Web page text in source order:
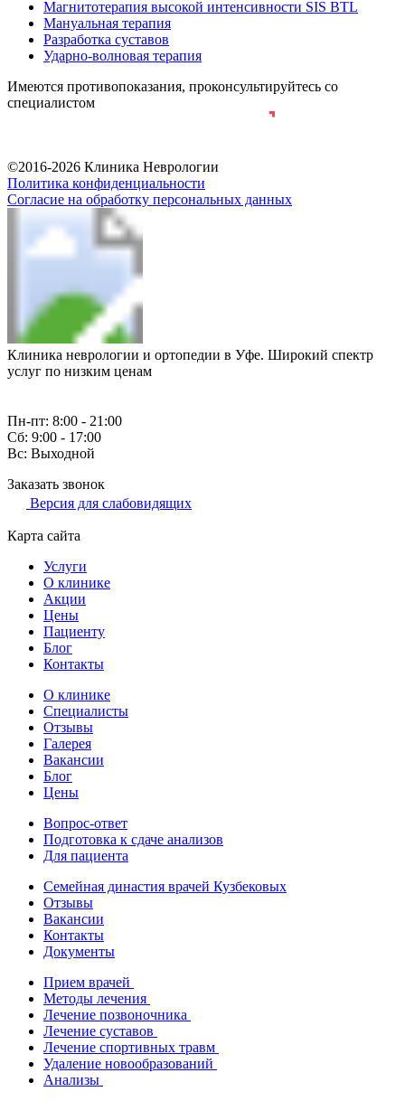
Магнитотерапия высокой интенсивности SIS BTL
Мануальная терапия
Разработка суставов
Ударно-волновая терапия
Имеются противопоказания, проконсультируйтесь со
специалистом
©2016-2026 Клиника Неврологии
Политика конфиденциальности
Согласие на обработку персональных данных
Клиника неврологии и ортопедии в Уфе. Широкий спектр
услуг по низким ценам
Пн-пт: 8:00 - 21:00
Сб: 9:00 - 17:00
Вс: Выходной
Заказать звонок
Версия для слабовидящих
Карта сайта
Услуги
О клинике
Акции
Цены
Пациенту
Блог
Контакты
О клинике
Специалисты
Отзывы
Галерея
Вакансии
Блог
Цены
Вопрос-ответ
Подготовка к сдаче анализов
Для пациента
Семейная династия врачей Кузбековых
Отзывы
Вакансии
Контакты
Документы
Прием врачей
Методы лечения
Лечение позвоночника
Лечение суставов
Лечение спортивных травм
Удаление новообразований
Анализы